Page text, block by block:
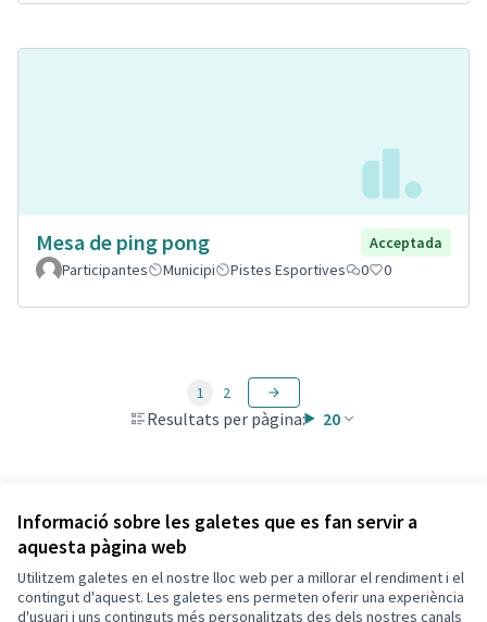
Informació sobre les galetes que es fan servir a
aquesta pàgina web
Utilitzem galetes en el nostre lloc web per a millorar el rendiment i el
contingut d'aquest. Les galetes ens permeten oferir una experiència
d'usuari i uns continguts més personalitzats des dels nostres canals
Mesa de ping pong
Acceptada
Participantes
Municipi Pistes Esportives 0 0
Resultats per pàgina: 20
1 2
Veure totes les propostes retirades
Termes i condicions d'ús
Configuració de les galetes